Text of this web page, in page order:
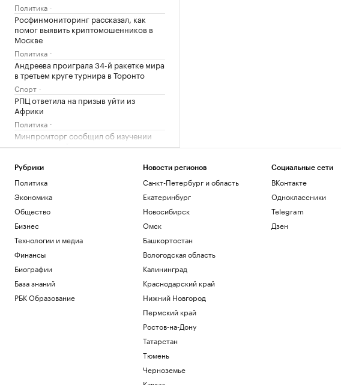
Политика
Росфинмониторинг рассказал, как
помог выявить криптомошенников в
Москве
Политика
Андреева проиграла 34-й ракетке мира
в третьем круге турнира в Торонто
Спорт
РПЦ ответила на призыв уйти из
Африки
Политика
Минпромторг сообщил об изучении
властями идей по поддержке селлеров
Бизнес
Александр Усик заявил, что у него есть
Что такое медленная жизнь и какую
роль в этом играет дерево
РБК и Старквуд
Метеоролог рассказала о погоде в
Москве на выходных
Общество
Загрузить еще
Рубрики
Политика
Экономика
Общество
Бизнес
Технологии и медиа
Финансы
Биографии
База знаний
РБК Образование
Новости регионов
Санкт-Петербург и область
Екатеринбург
Новосибирск
Омск
Башкортостан
Вологодская область
Калининград
Краснодарский край
Нижний Новгород
Пермский край
Ростов-на-Дону
Татарстан
Тюмень
Черноземье
Социальные сети
ВКонтакте
Одноклассники
Telegram
Дзен